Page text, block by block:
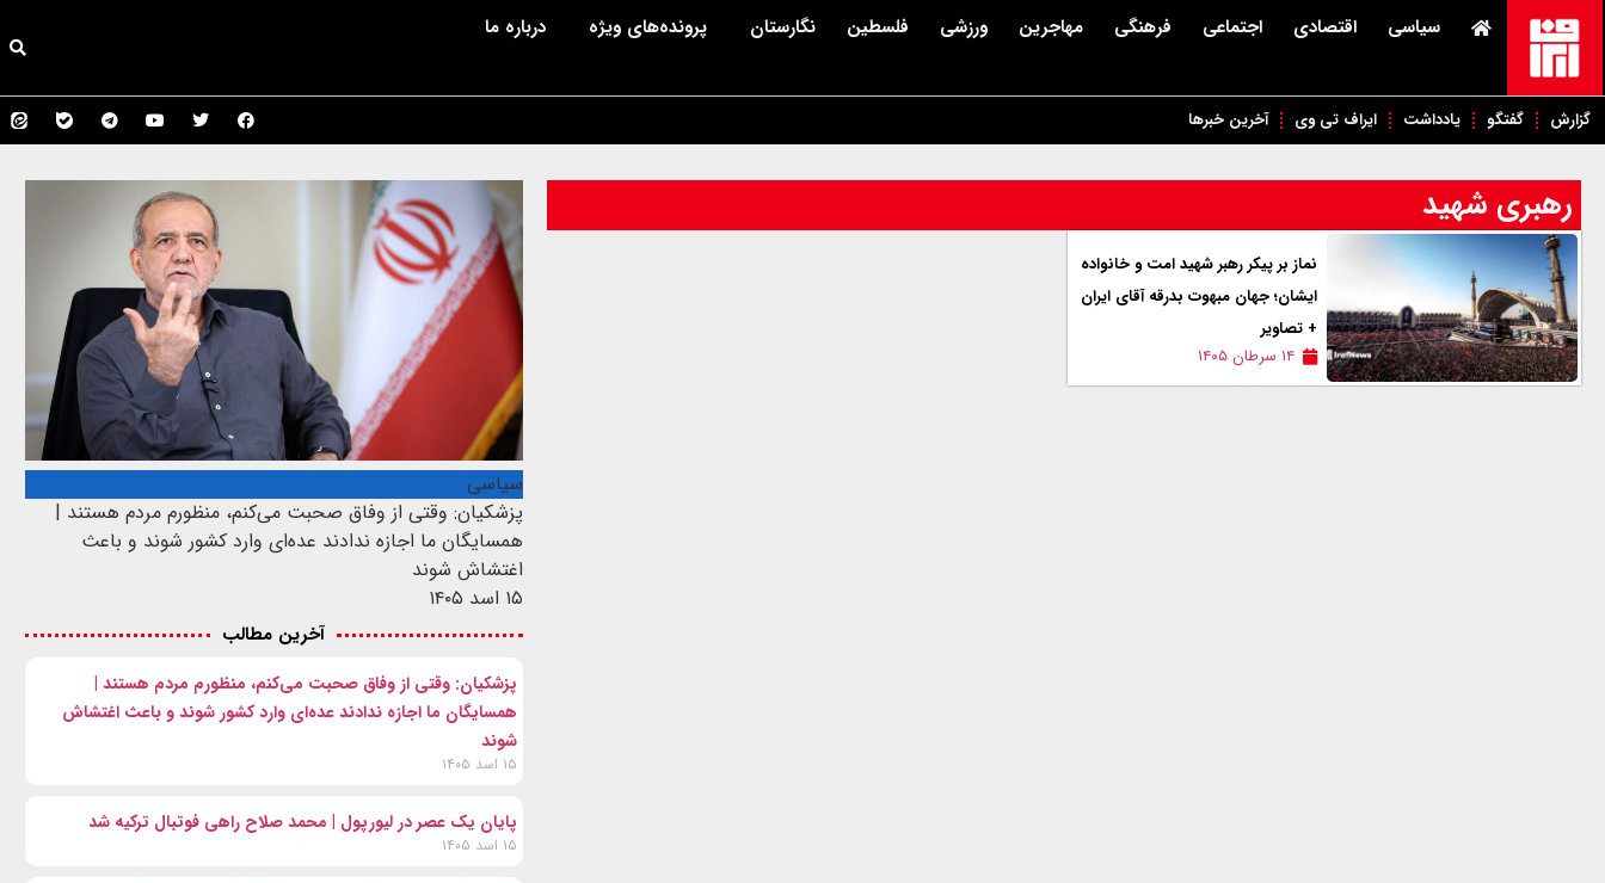
سیاسی اقتصادی اجتماعی فرهنگی مهاجرین ورزشی فلسطین نگارستان پرونده‌های ویژه درباره ما
گزارش گفتگو یادداشت ایراف تی وی آخرین خبرها
رهبری شهید
نماز بر پیکر رهبر شهید امت و خانواده
ایشان؛ جهان مبهوت بدرقه آقای ایران
+ تصاویر
۱۴ سرطان ۱۴۰۵
سیاسی
پزشکیان: وقتی از وفاق صحبت می‌کنم، منظورم مردم هستند |
همسایگان ما اجازه ندادند عده‌ای وارد کشور شوند و باعث
اغتشاش شوند
۱۵ اسد ۱۴۰۵
آخرین مطالب
پزشکیان: وقتی از وفاق صحبت می‌کنم، منظورم مردم هستند |
همسایگان ما اجازه ندادند عده‌ای وارد کشور شوند و باعث اغتشاش
شوند
۱۵ اسد ۱۴۰۵
پایان یک عصر در لیورپول | محمد صلاح راهی فوتبال ترکیه شد
۱۵ اسد ۱۴۰۵